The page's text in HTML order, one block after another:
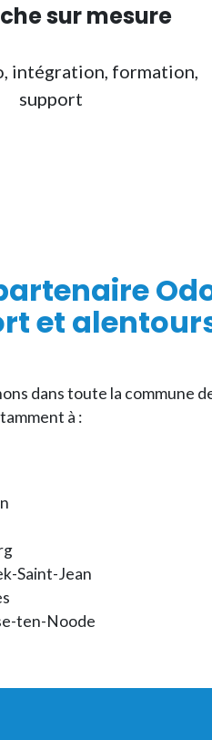
sur mesure
intégration, formation,
support
et
dans toute la commune
à :
Saint-Jean
ten-Noode